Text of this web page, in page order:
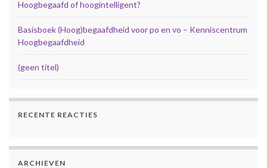
Hoogbegaafd of hoogintelligent?
Basisboek (Hoog)begaafdheid voor po en vo – Kenniscentrum
Hoogbegaafdheid
(geen titel)
RECENTE REACTIES
ARCHIEVEN